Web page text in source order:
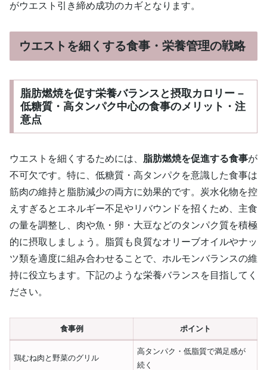
がウエスト引き締め成功のカギとなります。
ウエストを細くする食事・栄養管理の戦略
脂肪燃焼を促す栄養バランスと摂取カロリー –
低糖質・高タンパク中心の食事のメリット・注
意点
ウエストを細くするためには、 脂肪燃焼を促進する食事が
不可欠です。特に、低糖質・高タンパクを意識した食事は
筋肉の維持と脂肪減少の両方に効果的です。炭水化物を控
えすぎるとエネルギー不足やリバウンドを招くため、主食
の量を調整し、肉や魚・卵・大豆などのタンパク質を積極
的に摂取しましょう。脂質も良質なオリーブオイルやナッ
ツ類を適度に組み合わせることで、ホルモンバランスの維
持に役立ちます。下記のような栄養バランスを目指してく
ださい。
食事例 ポイント
鶏むね肉と野菜のグリル
高タンパク・低脂質で満足感が
続く